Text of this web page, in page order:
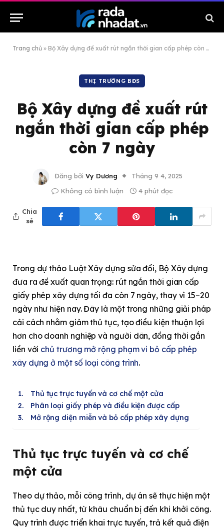
Trang chủ » Bộ Xây dựng đề xuất rút ngắn thời gian cấp phép còn 7 ngày
THỊ TRƯỜNG BĐS
Bộ Xây dựng đề xuất rút
ngắn thời gian cấp phép
còn 7 ngày
Đăng bởi Vy Dương
Tháng 9 4, 2025
Không có bình luận
4 phút đọc
Chia
sẻ
Trong dự thảo Luật Xây dựng sửa đổi, Bộ Xây dựng
đưa ra đề xuất quan trọng: rút ngắn thời gian cấp
giấy phép xây dựng tối đa còn 7 ngày, thay vì 15–20
ngày như hiện nay. Đây là một trong những giải pháp
cải cách nhằm giảm thủ tục, tạo điều kiện thuận lợi
hơn cho doanh nghiệp và người dân, đồng thời gắn
liền với chủ trương mở rộng phạm vi bỏ cấp phép
xây dựng ở một số loại công trình.
Thủ tục trực tuyến và cơ chế một cửa
Phân loại giấy phép và điều kiện được cấp
Mở rộng diện miễn và bỏ cấp phép xây dựng
Thủ tục trực tuyến và cơ chế
một cửa
Theo dự thảo, mỗi công trình, dự án sẽ thực hiện một
thủ tục duy nhất, từ khâu chuẩn bị đến khi khởi công.
Quy trình được triển khai trực tuyến, trả kết quả điện